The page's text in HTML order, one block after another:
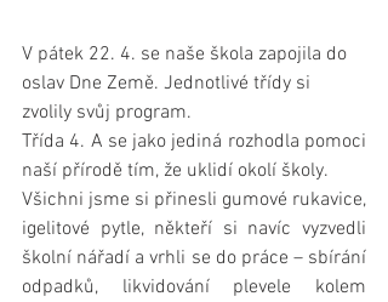
V pátek 22. 4. se naše škola zapojila do
oslav Dne Země. Jednotlivé třídy si
zvolily svůj program.
Třída 4. A se jako jediná rozhodla pomoci
naší přírodě tím, že uklidí okolí školy.
Všichni jsme si přinesli gumové rukavice,
igelitové pytle, někteří si navíc vyzvedli
školní nářadí a vrhli se do práce – sbírání
odpadků, likvidování plevele kolem